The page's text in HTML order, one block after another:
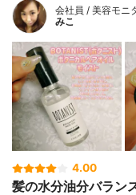
会社員 / 美容モニ
みこ
4.00
髪の水分油分バラン